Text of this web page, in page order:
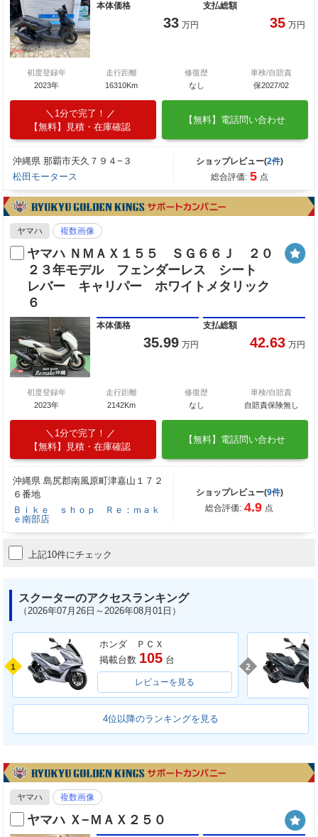
本体価格
33 万円
支払総額
35 万円
初度登録年
2023年
走行距離
16310Km
修復歴
なし
車検/自賠責
保2027/02
1分で完了！
【無料】見積・在庫確認
【無料】電話問い合わせ
沖縄県 那覇市天久７９４−３
松田モータース
ショップレビュー(2件)
総合評価: 5 点
ヤマハ 複数画像
ヤマハ ＮＭＡＸ１５５ ＳＧ６６Ｊ ２０
２３年モデル フェンダーレス シート
レバー キャリパー ホワイトメタリック
６
本体価格
35.99 万円
支払総額
42.63 万円
初度登録年
2023年
走行距離
2142Km
修復歴
なし
車検/自賠責
自賠責保険無し
1分で完了！
【無料】見積・在庫確認
【無料】電話問い合わせ
沖縄県 島尻郡南風原町津嘉山１７２
６番地
Ｂｉｋｅ ｓｈｏｐ Ｒｅ：ｍａｋ
ｅ南部店
ショップレビュー(9件)
総合評価: 4.9 点
上記10件にチェック
スクーターのアクセスランキング
（2026年07月26日～2026年08月01日）
1
ホンダ ＰＣＸ
掲載台数 105 台
レビューを見る
2
4位以降のランキングを見る
ヤマハ 複数画像
ヤマハ Ｘ−ＭＡＸ２５０